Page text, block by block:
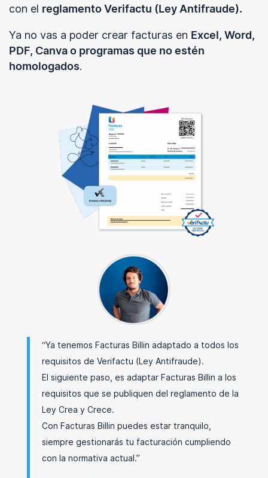
con el reglamento Verifactu (Ley Antifraude).
Ya no vas a poder crear facturas en Excel, Word,
PDF, Canva o programas que no estén
homologados.
“Ya tenemos Facturas Billin adaptado a todos los
requisitos de Verifactu (Ley Antifraude).
El siguiente paso, es adaptar Facturas Billin a los
requisitos que se publiquen del reglamento de la
Ley Crea y Crece.
Con Facturas Billin puedes estar tranquilo,
siempre gestionarás tu facturación cumpliendo
con la normativa actual.”